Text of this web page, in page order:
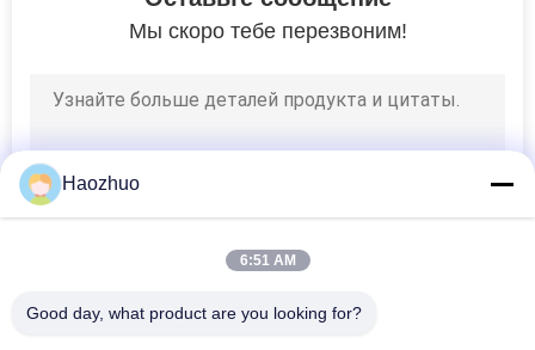
Мы скоро тебе перезвоним!
Haozhuo
6:51 AM
Good day, what product are you looking for?